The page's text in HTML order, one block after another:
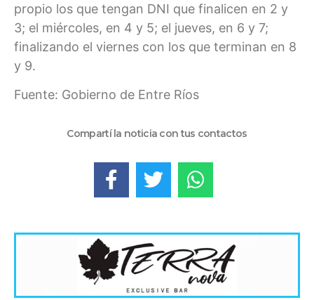
propio los que tengan DNI que finalicen en 2 y
3; el miércoles, en 4 y 5; el jueves, en 6 y 7;
finalizando el viernes con los que terminan en 8
y 9.
Fuente: Gobierno de Entre Ríos
Compartí la noticia con tus contactos